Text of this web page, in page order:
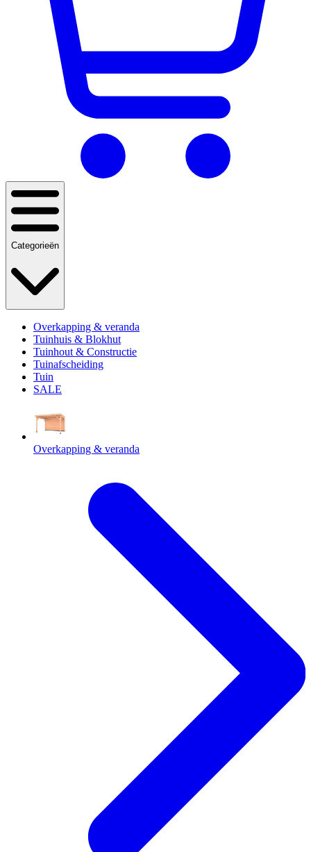
Categorieën
Overkapping & veranda
Tuinhuis & Blokhut
Tuinhout & Constructie
Tuinafscheiding
Tuin
SALE
Overkapping & veranda